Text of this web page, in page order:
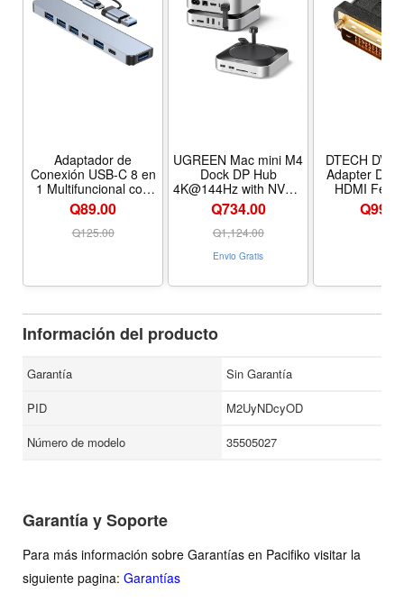
Adaptador de
Conexión USB-C 8 en
1 Multifuncional con
Lector de Tarjetas y
Múltiples Puertos
Q89.00
Q125.00
UGREEN Mac mini M4
Dock DP Hub
4K@144Hz with NVMe
Enclosure | 10G USB-
A/C, SD/TF slots,
audio port, M.2 NVMe
mini M4/M4 Pro 2024
Q734.00
Q1,124.00
Envio Gratis
DTECH DVI
Adapter DVI
HDMI
Directional
Converter
Q
Información del producto
Garantía
Sin Garantía
PID
M2UyNDcyOD
Número de modelo
35505027
Garantía y Soporte
Para más información sobre Garantías en Pacifiko visitar la
siguiente pagina: Garantías